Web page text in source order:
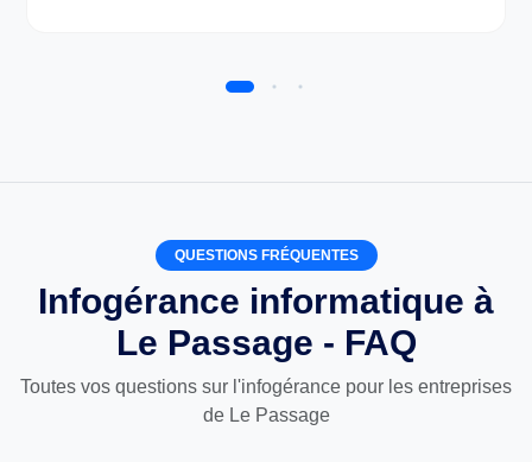
QUESTIONS FRÉQUENTES
Infogérance informatique à
Le Passage - FAQ
Toutes vos questions sur l'infogérance pour les entreprises
de Le Passage